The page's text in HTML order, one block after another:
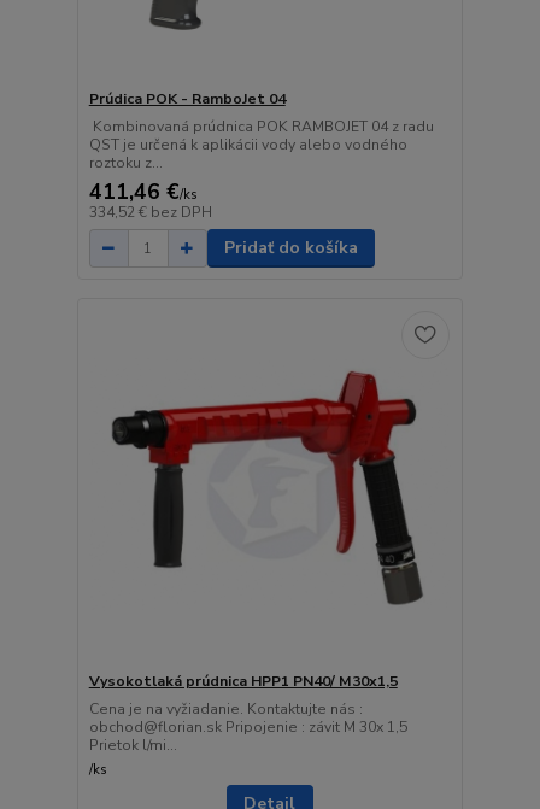
Prúdica POK - RamboJet 04
Kombinovaná prúdnica POK RAMBOJET 04 z radu
QST je určená k aplikácii vody alebo vodného
roztoku z...
411,46 €/ks
334,52 € bez DPH
Pridať do košíka
Vysokotlaká prúdnica HPP1 PN40/ M30x1,5
Cena je na vyžiadanie. Kontaktujte nás :
obchod@florian.sk Pripojenie : závit M 30x 1,5
Prietok l/mi...
/ks
Detail